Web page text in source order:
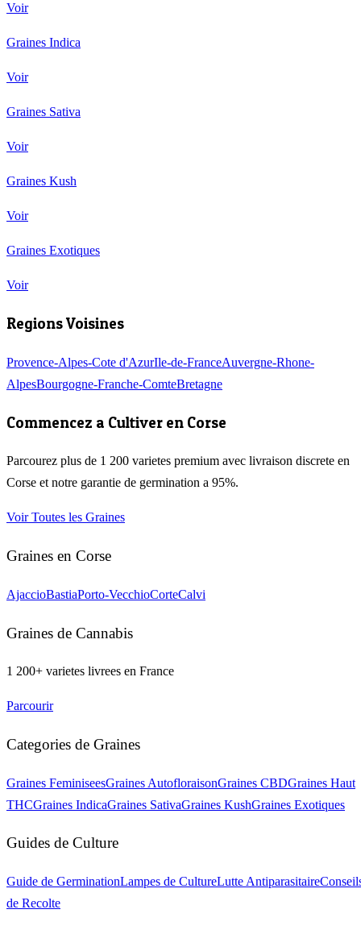
Voir
Graines Indica
Voir
Graines Sativa
Voir
Graines Kush
Voir
Graines Exotiques
Voir
Regions Voisines
Provence-Alpes-Cote d'AzurIle-de-FranceAuvergne-Rhone-
AlpesBourgogne-Franche-ComteBretagne
Commencez a Cultiver en Corse
Parcourez plus de 1 200 varietes premium avec livraison discrete en
Corse et notre garantie de germination a 95%.
Voir Toutes les Graines
Graines en Corse
AjaccioBastiaPorto-VecchioCorteCalvi
Graines de Cannabis
1 200+ varietes livrees en France
Parcourir
Categories de Graines
Graines FeminiseesGraines AutofloraisonGraines CBDGraines Haut
THCGraines IndicaGraines SativaGraines KushGraines Exotiques
Guides de Culture
Guide de GerminationLampes de CultureLutte Antiparasitaire
de Recolte